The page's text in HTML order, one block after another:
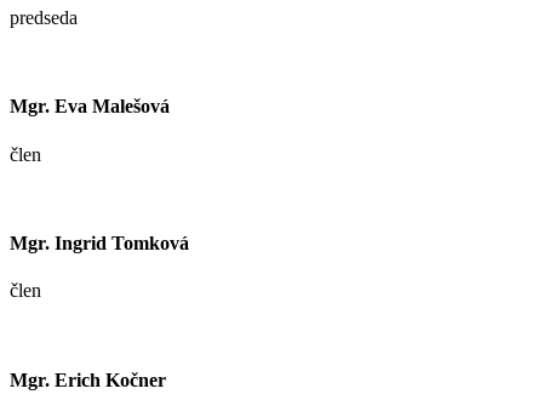
predseda
Mgr. Eva Malešová
člen
Mgr. Ingrid Tomková
člen
Mgr. Erich Kočner